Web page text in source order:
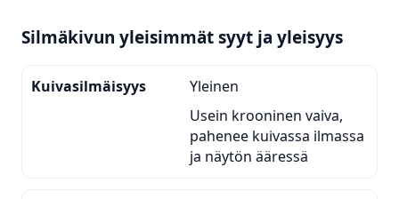
Silmäkivun yleisimmät syyt ja yleisyys
Kuivasilmäisyys
Yleinen
Usein krooninen vaiva,
pahenee kuivassa ilmassa
ja näytön ääressä